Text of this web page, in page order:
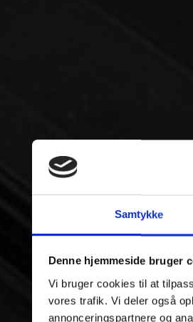
Samtykke
Denne hjemmeside bruger
Vi bruger cookies til at
vores trafik. Vi deler også
annonceringspartnere og